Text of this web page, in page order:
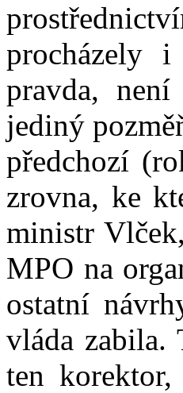
procházely
pravda,
jediný
předchozí
zrovna, ke
ministr
MPO na
ostatní
vláda zabila.
ten